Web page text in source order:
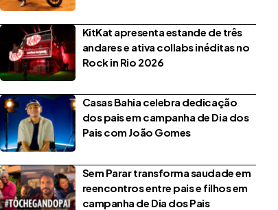
KitKat apresenta estande de três
andares e ativa collabs inéditas no
Rock in Rio 2026
Casas Bahia celebra dedicação
dos pais em campanha de Dia dos
Pais com João Gomes
Sem Parar transforma saudade em
reencontros entre pais e filhos em
campanha de Dia dos Pais